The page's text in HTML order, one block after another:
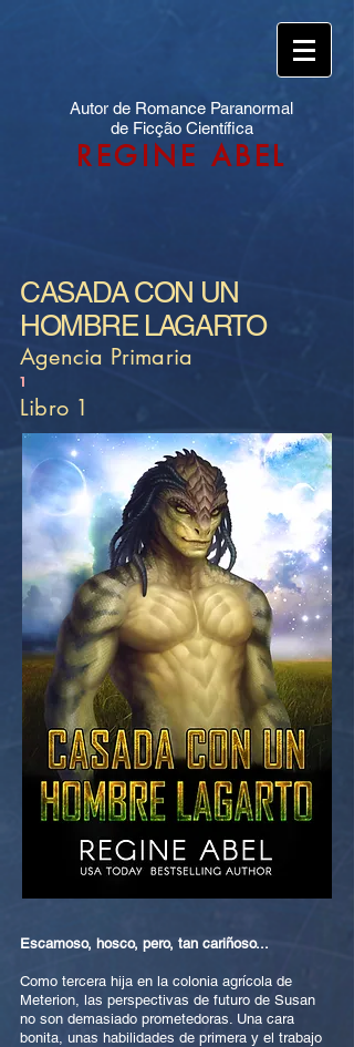
Autor de Romance Paranormal
de Ficção Científica
REGINE ABEL
CASADA CON UN
HOMBRE LAGARTO
Agencia Primaria
1
Libro 1
Escamoso, hosco, pero, tan cariñoso...
Como tercera hija en la colonia agrícola de
Meterion, las perspectivas de futuro de Susan
no son demasiado prometedoras. Una cara
bonita, unas habilidades de primera y el trabajo